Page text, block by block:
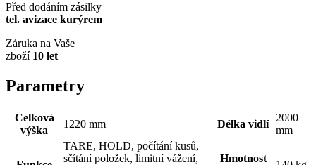
Před dodáním zásilky
tel. avizace kurýrem
Záruka na Vaše
zboží 10 let
Parametry
Celková
výška
1220 mm Délka vidlí
2000
mm
TARE, HOLD, počítání kusů,
sčítání položek, limitní vážení,
Hmotnost